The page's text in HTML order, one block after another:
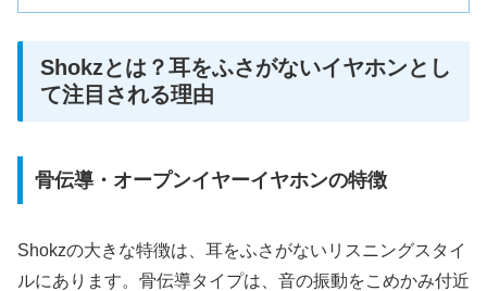
Shokzとは？耳をふさがないイヤホンとし
て注目される理由
骨伝導・オープンイヤーイヤホンの特徴
Shokzの大きな特徴は、耳をふさがないリスニングスタイ
ルにあります。骨伝導タイプは、音の振動をこめかみ付近